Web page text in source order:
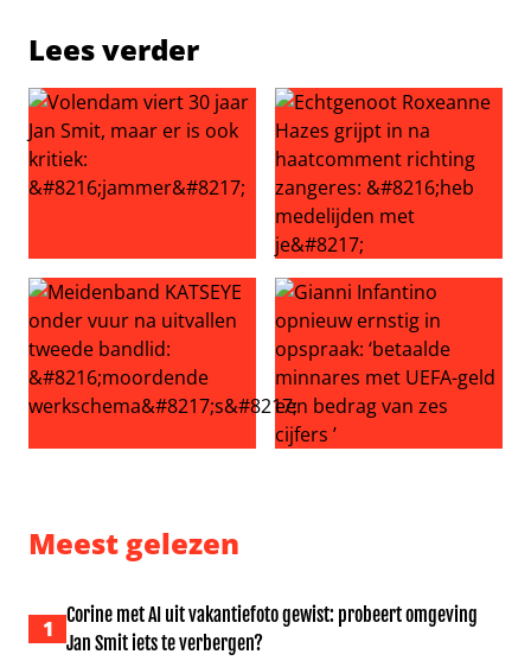
Lees verder
Volendam viert 30 jaar Jan Smit, maar er is ook kritiek:
Echtgenoot Roxeanne
Meest gelezen
1
Corine met AI uit vakantiefoto gewist: probeert omgeving
Jan Smit iets te verbergen?